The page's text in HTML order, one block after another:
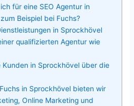
für eine SEO Agentur in
Beispiel bei Fuchs?
in Sprockhövel
qualifizierten Agentur wie
Kunden in Sprockhövel über die
in Sprockhövel bieten wir
Online Marketing und